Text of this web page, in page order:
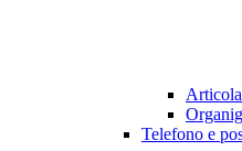
Telefono e